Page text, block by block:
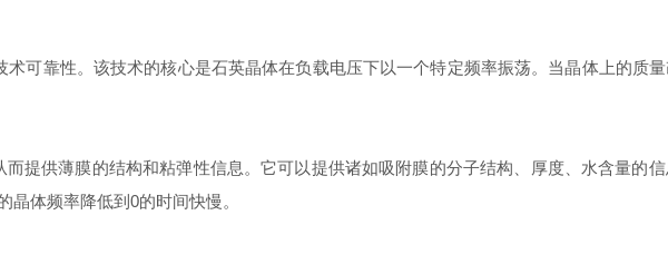
可靠性。该技术的核心是石英晶体在负载电压下以一个特定频率振荡。当晶体上的质
提供薄膜的结构和粘弹性信息。它可以提供诸如吸附膜的分子结构、厚度、水含量的
体频率降低到0的时间快慢。